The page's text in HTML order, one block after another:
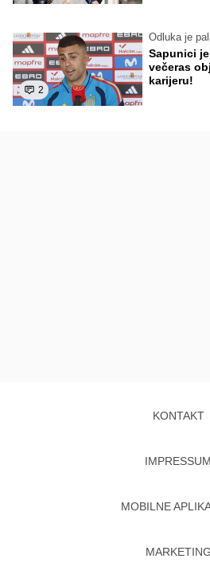
2
Odluka je
Sapunici
večeras
karijeru!
KONTAKT
IMPRESSUM
MOBILNE
MARKETING